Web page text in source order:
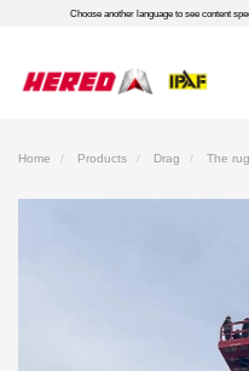
Choose another language to see content
Home Products Drag The